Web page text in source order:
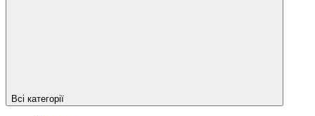
Всі категорії